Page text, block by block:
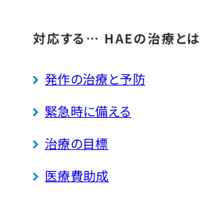
対応する… HAEの治療とは
発作の治療と予防
緊急時に備える
治療の目標
医療費助成